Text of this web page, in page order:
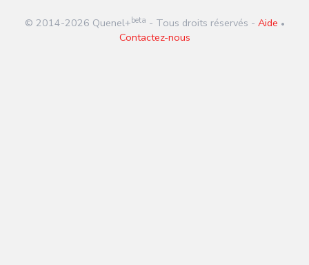
Donahue
© 2014-2026 Quenel+ beta - Tous droits réservés - Aide •
Contactez-nous